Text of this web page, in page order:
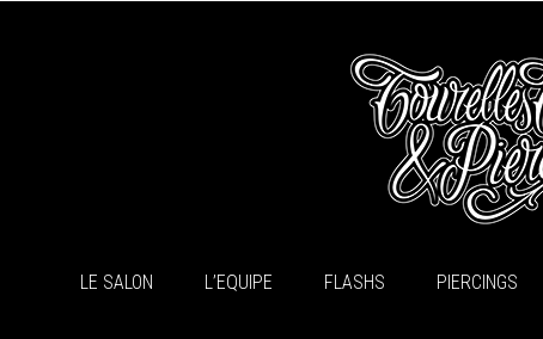
LE SALON L’EQUIPE FLASHS PIERCINGS